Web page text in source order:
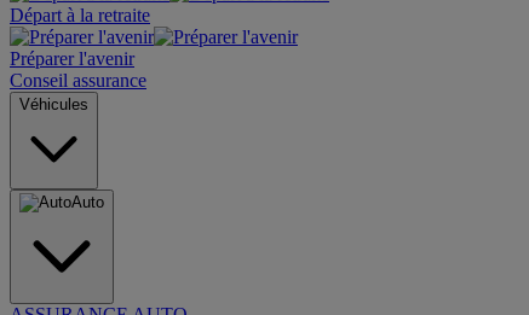
Départ à la retraite
Préparer l'avenir
Conseil assurance
Véhicules
Auto